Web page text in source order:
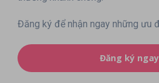
Đăng ký để nhận ngay những ưu
Đăng ký ngay